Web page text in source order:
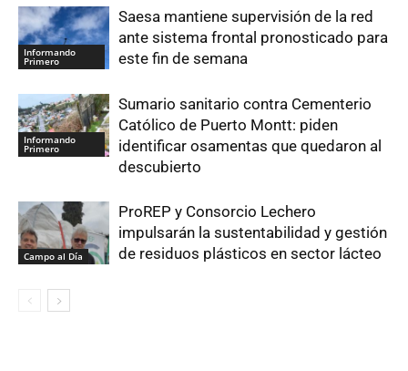
Informando
Primero
Saesa mantiene supervisión de la red
ante sistema frontal pronosticado para
este fin de semana
Informando
Primero
Sumario sanitario contra Cementerio
Católico de Puerto Montt: piden
identificar osamentas que quedaron al
descubierto
Campo al Día
ProREP y Consorcio Lechero
impulsarán la sustentabilidad y gestión
de residuos plásticos en sector lácteo